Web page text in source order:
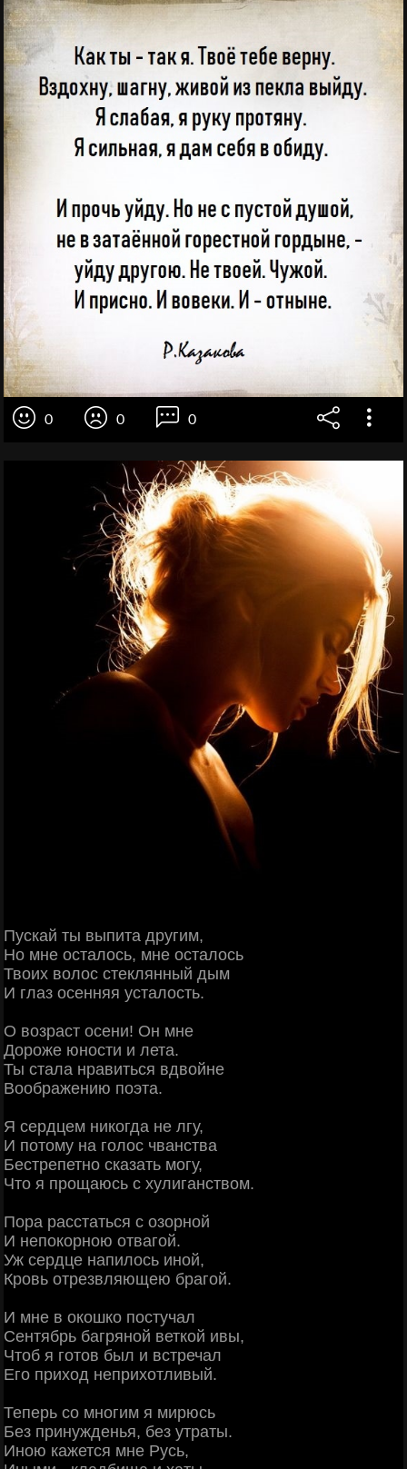
0 0 0
Пускай ты выпита другим,
Но мне осталось, мне осталось
Твоих волос стеклянный дым
И глаз осенняя усталость.
О возраст осени! Он мне
Дороже юности и лета.
Ты стала нравиться вдвойне
Воображению поэта.
Я сердцем никогда не лгу,
И потому на голос чванства
Бестрепетно сказать могу,
Что я прощаюсь с хулиганством.
Пора расстаться с озорной
И непокорною отвагой.
Уж сердце напилось иной,
Кровь отрезвляющею брагой.
И мне в окошко постучал
Сентябрь багряной веткой ивы,
Чтоб я готов был и встречал
Его приход неприхотливый.
Теперь со многим я мирюсь
Без принужденья, без утраты.
Иною кажется мне Русь,